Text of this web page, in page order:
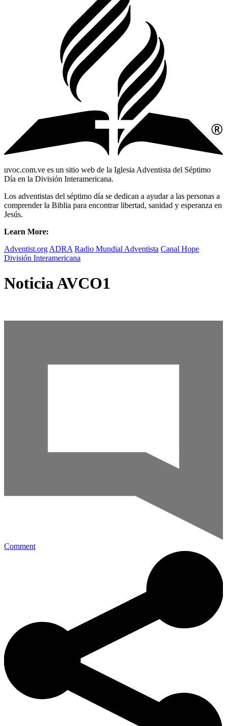
uvoc.com.ve es un sitio web de la Iglesia Adventista del Séptimo
Día en la División Interamericana.
Los adventistas del séptimo día se dedican a ayudar a las personas a
comprender la Biblia para encontrar libertad, sanidad y esperanza en
Jesús.
Learn More:
Adventist.org ADRA Radio Mundial Adventista Canal Hope
División Interamericana
Noticia AVCO1
Comment